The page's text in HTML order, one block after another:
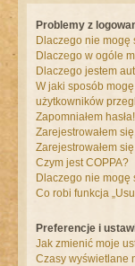
Problemy z
Dlaczego nie mogę
Dlaczego w ogóle
Dlaczego jestem
W jaki sposób
użytkowników
Zapomniałem hasła!
Zarejestrowałem
Zarejestrowałem
Czym jest COPPA?
Dlaczego nie mogę
Co robi funkcja
Preferencje i
Jak zmienić moje
Czasy wyświetlane